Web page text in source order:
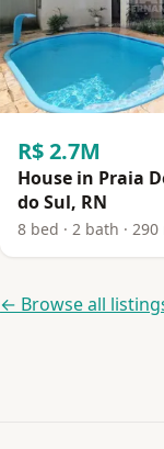
R$ 2.7M
House in Praia
do Sul, RN
8 bed · 2 bath · 290
← Browse all